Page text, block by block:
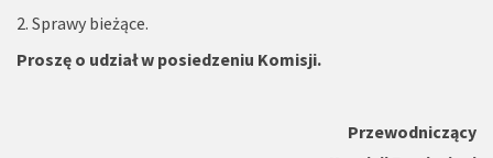
2. Sprawy bieżące.
Proszę o udział w posiedzeniu Komisji.
Przewodniczący